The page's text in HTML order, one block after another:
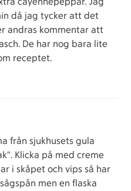
då jag tycker att det
andras kommentar att
De har nog bara lite
receptet.
från sjukhusets gula
Klicka på med creme
i skåpet och vips så har
men en flaska